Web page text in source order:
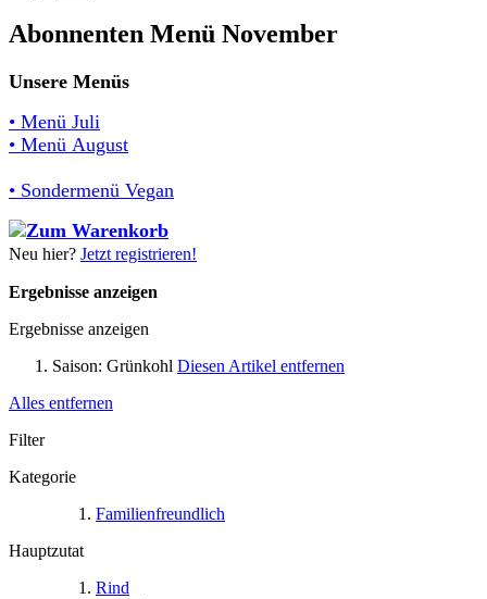
Abonnenten Menü November
Unsere Menüs
• Menü Juli
• Menü August
• Sondermenü Vegan
Neu hier? Jetzt registrieren!
Ergebnisse anzeigen
Ergebnisse anzeigen
Saison: Grünkohl Diesen Artikel entfernen
Alles entfernen
Filter
Kategorie
Familienfreundlich
Hauptzutat
Rind